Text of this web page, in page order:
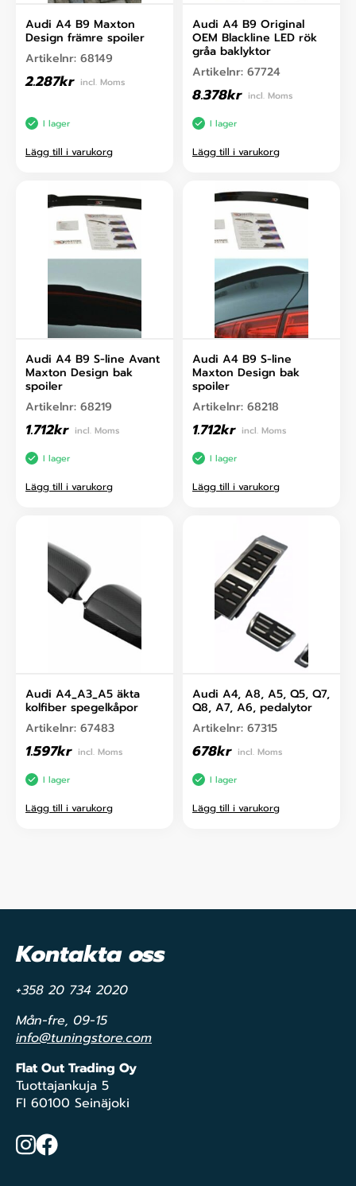
Audi A4 B9 Maxton
Design främre spoiler
Artikelnr: 68149
2.287kr incl. Moms
I lager
Lägg till i varukorg
Audi A4 B9 Original
OEM Blackline LED rök
gråa baklyktor
Artikelnr: 67724
8.378kr incl. Moms
I lager
Lägg till i varukorg
Audi A4 B9 S-line Avant
Maxton Design bak
spoiler
Artikelnr: 68219
1.712kr incl. Moms
I lager
Lägg till i varukorg
Audi A4 B9 S-line
Maxton Design bak
spoiler
Artikelnr: 68218
1.712kr incl. Moms
I lager
Lägg till i varukorg
Audi A4_A3_A5 äkta
kolfiber spegelkåpor
Artikelnr: 67483
1.597kr incl. Moms
I lager
Lägg till i varukorg
Audi A4, A8, A5, Q5, Q7,
Q8, A7, A6, pedalytor
Artikelnr: 67315
678kr incl. Moms
I lager
Lägg till i varukorg
Kontakta oss
+358 20 734 2020
Mån-fre, 09-15
info@tuningstore.com
Flat Out Trading Oy
Tuottajankuja 5
FI 60100 Seinäjoki
Instagram
Facebook